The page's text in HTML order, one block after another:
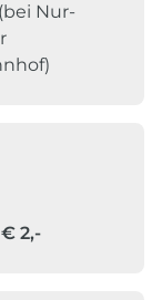
Nur-
€ 2,-